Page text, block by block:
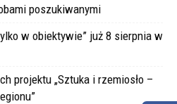
poszukiwanymi
w obiektywie” już 8 sierpnia w
projektu „Sztuka i rzemiosło –